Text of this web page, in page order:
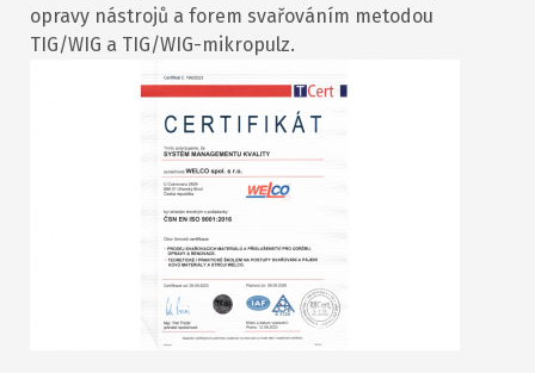
opravy nástrojů a forem svařováním metodou
TIG/WIG a TIG/WIG-mikropulz.